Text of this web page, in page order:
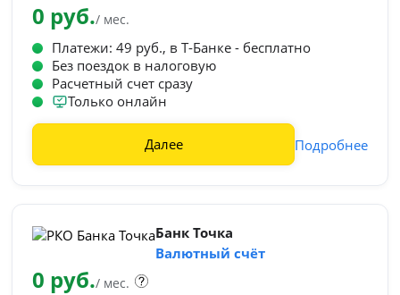
0 руб./ мес.
Платежи: 49 руб., в Т‑Банке - бесплатно
Без поездок в налоговую
Расчетный счет сразу
Только онлайн
Далее Подробнее
Банк Точка
Валютный счёт
0 руб./ мес.